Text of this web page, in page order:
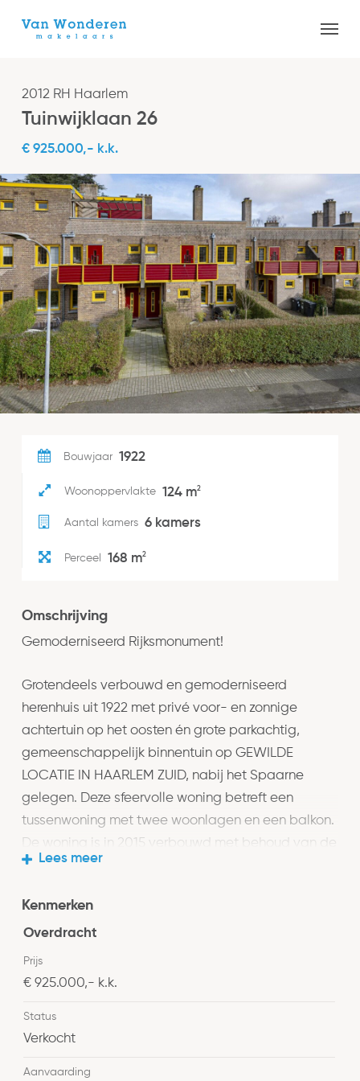
Menu
2012 RH Haarlem
Tuinwijklaan 26
€ 925.000,- k.k.
Bouwjaar 1922
Woonoppervlakte 124 m2
Aantal kamers 6 kamers
Perceel 168 m2
Omschrijving
Gemoderniseerd Rijksmonument!
Grotendeels verbouwd en gemoderniseerd
herenhuis uit 1922 met privé voor- en zonnige
achtertuin op het oosten én grote parkachtig,
gemeenschappelijk binnentuin op GEWILDE
LOCATIE IN HAARLEM ZUID, nabij het Spaarne
gelegen. Deze sfeervolle woning betreft een
tussenwoning met twee woonlagen en een balkon.
De woning is in 2015 verbouwd met behoud van de
originele staat waarbij diverse authentieke details
Haarlemmer Hout, het Spaarne en andere
voorzieningen is zeer ideaal. Onder architectuur
van J.B. van Loghem werd in 1920-1922 Tuinwijk-
Zuid gestalte gegeven. Eenheid wordt verkregen
gelijkvormigheid in de vormbepalende elementen
zoals ramen, deuren, pergola’s, hekjes en houtwerk
tegen de gevels.
Lees meer
Kenmerken
Overdracht
Prijs
€ 925.000,- k.k.
Status
Verkocht
Aanvaarding